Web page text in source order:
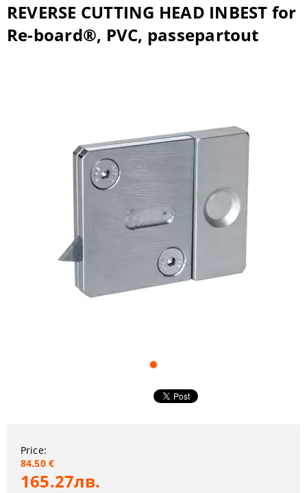
REVERSE CUTTING HEAD INBEST for
Re-board®, PVC, passepartout
Price:
84.50 €
165.27лв.